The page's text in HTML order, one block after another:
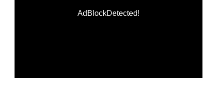
AdBlockDetected!